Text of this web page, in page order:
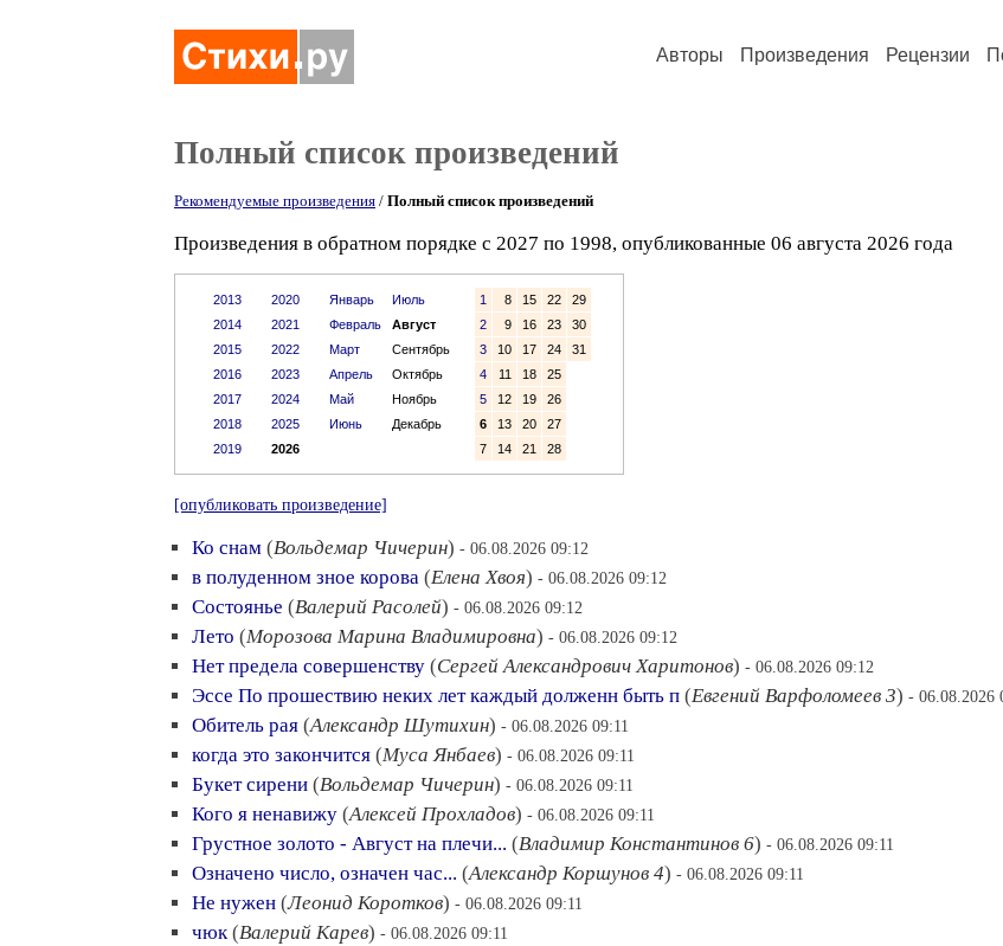
Авторы Произведения Рецензии
Полный список произведений
Рекомендуемые произведения / Полный список произведений
Произведения в обратном порядке с 2027 по 1998, опубликованные 06 августа 2026 года
2013
2014
2015
2016
2017
2018
2019
2020
2021
2022
2023
2024
2025
2026
Январь
Июль
Февраль
Август
Март
Сентябрь
Апрель
Октябрь
Май
Ноябрь
Июнь
Декабрь
1 8 15 22
29
2
9 16 23
30
3
10 17 24
31
4
11 18
25
5
12 19
26
6
13 20
27
7
14 21 28
[опубликовать произведение]
Ко снам (Вольдемар Чичерин) - 06.08.2026 09:12
в полуденном зное корова (Елена Хвоя) - 06.08.2026 09:12
Состоянье (Валерий Расолей) - 06.08.2026 09:12
Лето (Морозова Марина Владимировна) - 06.08.2026 09:12
Нет предела совершенству (Сергей Александрович Харитонов) - 06.08.2026 09:12
Эссе По прошествию неких лет каждый долженн быть п (Евгений Варфоломеев 3) - 06.08.2026
Обитель рая (Александр Шутихин) - 06.08.2026 09:11
когда это закончится (Муса Янбаев) - 06.08.2026 09:11
Букет сирени (Вольдемар Чичерин) - 06.08.2026 09:11
Кого я ненавижу (Алексей Прохладов) - 06.08.2026 09:11
Грустное золото - Август на плечи... (Владимир Константинов 6) - 06.08.2026 09:11
Означено число, означен час... (Александр Коршунов 4) - 06.08.2026 09:11
Не нужен (Леонид Коротков) - 06.08.2026 09:11
чюк(Валерий Карев) - 06.08.2026 09:11